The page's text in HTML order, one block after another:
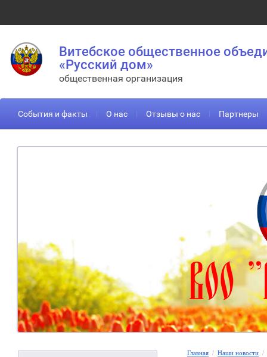
Витебское общественное
«Русский дом»
общественная организация
События и факты О нас Отзывы о нас Партнеры
Главная
  /
Наши новости